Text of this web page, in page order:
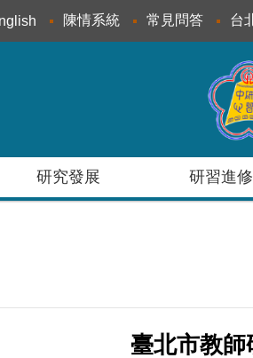
陳情系統 常見問答 台
研究發展 研習進修
臺北市教師